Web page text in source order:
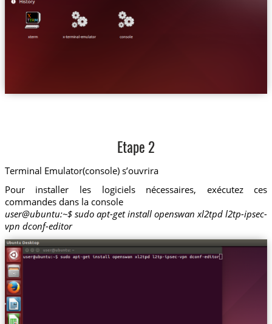
Etape 2
Terminal Emulator(console) s’ouvrira
Pour installer les logiciels nécessaires, exécutez ces
commandes dans la console
user@ubuntu:~$ sudo apt-get install openswan xl2tpd l2tp-ipsec-
vpn dconf-editor